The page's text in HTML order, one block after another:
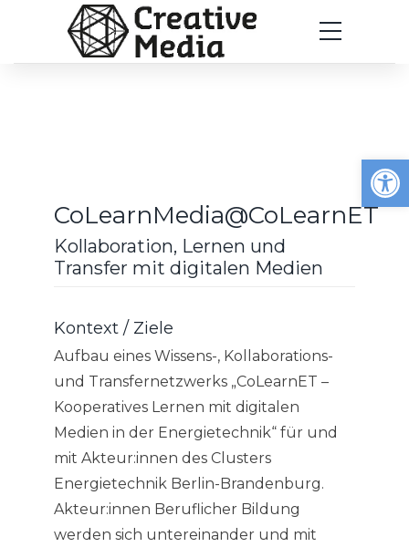
Werkzeugleiste öffnen
CoLearnMedia@CoLearnET
Kollaboration, Lernen und
Transfer mit digitalen Medien
Kontext / Ziele
Aufbau eines Wissens-, Kollaborations-
und Transfernetzwerks „CoLearnET –
Kooperatives Lernen mit digitalen
Medien in der Energietechnik“ für und
mit Akteur:innen des Clusters
Energietechnik Berlin-Brandenburg.
Akteur:innen Beruflicher Bildung
werden sich untereinander und mit